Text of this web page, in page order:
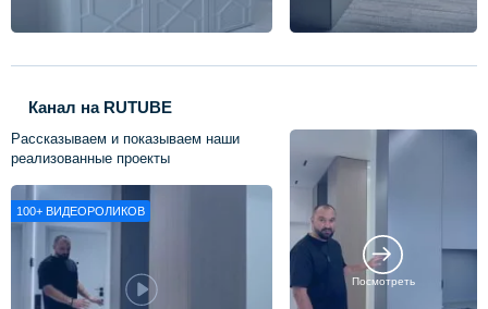
Канал на RUTUBE
Рассказываем и показываем наши
реализованные проекты
100+ ВИДЕОРОЛИКОВ
Посмотреть